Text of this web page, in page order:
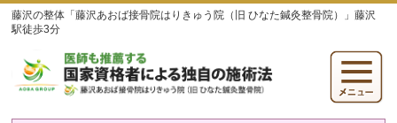
藤沢の整体「藤沢あおば接骨院はりきゅう院（旧 ひなた鍼灸整骨院）」藤沢
駅徒歩3分